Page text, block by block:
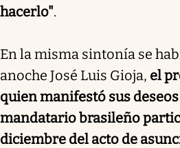
hacerlo".
En la misma sintonía se
anoche José Luis Gioja, el
quien manifestó sus deseos
mandatario brasileño
diciembre del acto de